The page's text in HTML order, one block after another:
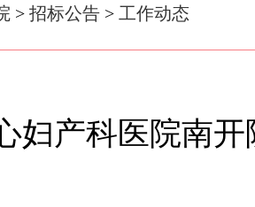
就诊须知 党建工作
> 招标公告 > 工作动态
妇产科医院南